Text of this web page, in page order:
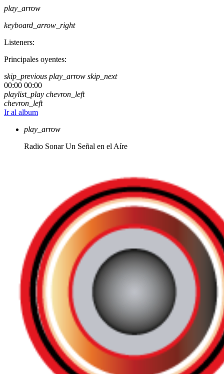
play_arrow
keyboard_arrow_right
Listeners:
Principales oyentes:
skip_previous play_arrow skip_next
00:00 00:00
playlist_play chevron_left
chevron_left
Ir al album
play_arrow
Radio Sonar Un Señal en el Aíre